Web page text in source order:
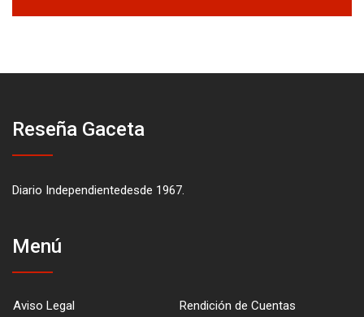
Reseña Gaceta
Diario Independientedesde 1967.
Menú
Aviso Legal
Rendición de Cuentas